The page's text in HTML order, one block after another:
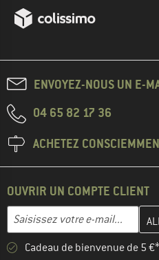
ENVOYEZ-NOUS UN E-
04 65 82 17 36
ACHETEZ
OUVRIR UN COMPTE CLIENT
Adresse e-mail
Entrez votre adresse e-mail ici
Cadeau de bienvenue de 5